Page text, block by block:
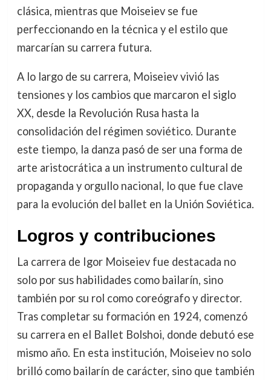
clásica, mientras que Moiseiev se fue
perfeccionando en la técnica y el estilo que
marcarían su carrera futura.
A lo largo de su carrera, Moiseiev vivió las
tensiones y los cambios que marcaron el siglo
XX, desde la Revolución Rusa hasta la
consolidación del régimen soviético. Durante
este tiempo, la danza pasó de ser una forma de
arte aristocrática a un instrumento cultural de
propaganda y orgullo nacional, lo que fue clave
para la evolución del ballet en la Unión Soviética.
Logros y contribuciones
La carrera de Igor Moiseiev fue destacada no
solo por sus habilidades como bailarín, sino
también por su rol como coreógrafo y director.
Tras completar su formación en 1924, comenzó
su carrera en el Ballet Bolshoi, donde debutó ese
mismo año. En esta institución, Moiseiev no solo
brilló como bailarín de carácter, sino que también